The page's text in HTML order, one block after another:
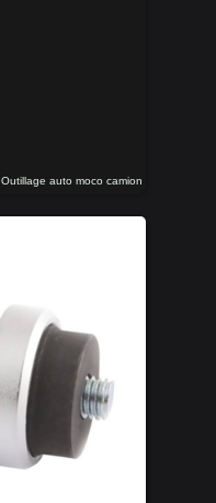
Outillage auto moco camion